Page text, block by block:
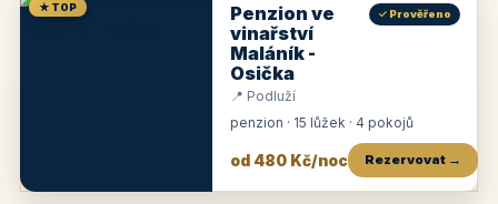
★ TOP
Penzion ve
vinařství
Maláník -
Osička
✓ Prověřeno
📍 Podluží
penzion · 15 lůžek · 4 pokojů
od 480 Kč/noc Rezervovat →